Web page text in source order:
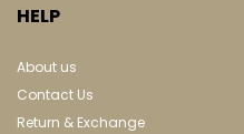
HELP
About us
Contact Us
Return & Exchange